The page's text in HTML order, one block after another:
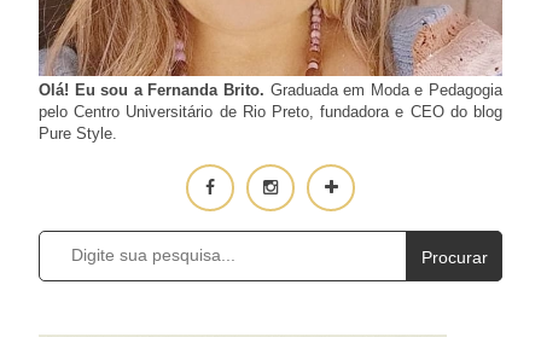
Olá! Eu sou a Fernanda Brito. Graduada em Moda e Pedagogia
pelo Centro Universitário de Rio Preto, fundadora e CEO do blog
Pure Style.
Procurar